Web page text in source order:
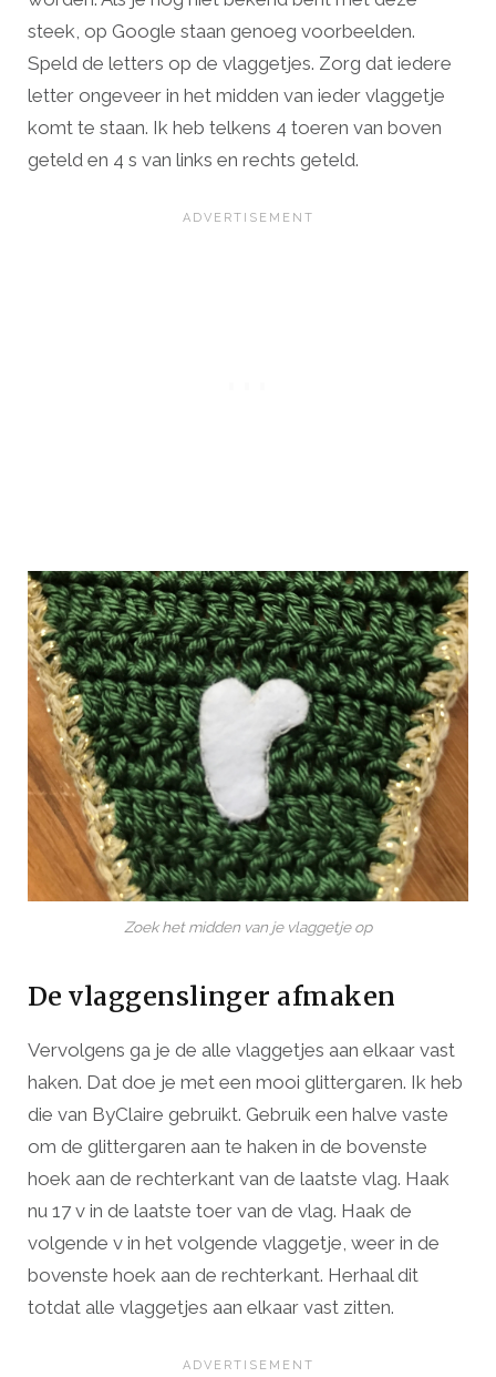
steek, op Google staan genoeg voorbeelden.
Speld de letters op de vlaggetjes. Zorg dat iedere
letter ongeveer in het midden van ieder vlaggetje
komt te staan. Ik heb telkens 4 toeren van boven
geteld en 4 s van links en rechts geteld.
Zoek het midden van je vlaggetje op
De vlaggenslinger afmaken
Vervolgens ga je de alle vlaggetjes aan elkaar vast
haken. Dat doe je met een mooi glittergaren. Ik heb
die van ByClaire gebruikt. Gebruik een halve vaste
om de glittergaren aan te haken in de bovenste
hoek aan de rechterkant van de laatste vlag. Haak
nu 17 v in de laatste toer van de vlag. Haak de
volgende v in het volgende vlaggetje, weer in de
bovenste hoek aan de rechterkant. Herhaal dit
totdat alle vlaggetjes aan elkaar vast zitten.